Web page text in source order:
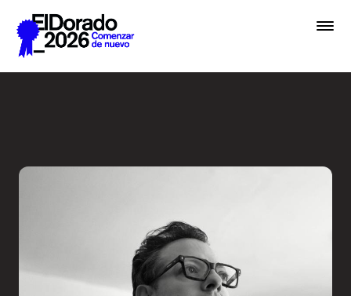
Saltar al contenido principal